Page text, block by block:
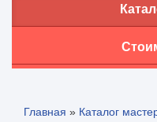
Главная » Каталог